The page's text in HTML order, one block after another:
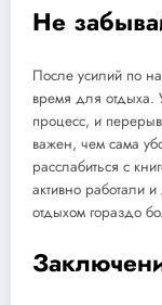
Не
После усилий по
время для отдыха.
процесс, и
важен, чем сама
расслабиться с
активно работали
отдыхом гораздо